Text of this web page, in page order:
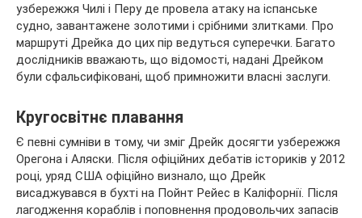
узбережжя Чилі і Перу де провела атаку на іспанське
судно, завантажене золотими і срібними злитками. Про
маршруті Дрейка до цих пір ведуться суперечки. Багато
дослідників вважають, що відомості, надані Дрейком
були сфальсифіковані, щоб примножити власні заслуги.
Кругосвітнє плавання
Є певні сумніви в тому, чи зміг Дрейк досягти узбережжя
Орегона і Аляски. Після офіційних дебатів істориків у 2012
році, уряд США офіційно визнало, що Дрейк
висаджувався в бухті на Пойнт Рейес в Каліфорнії. Після
лагодження кораблів і поповнення продовольчих запасів